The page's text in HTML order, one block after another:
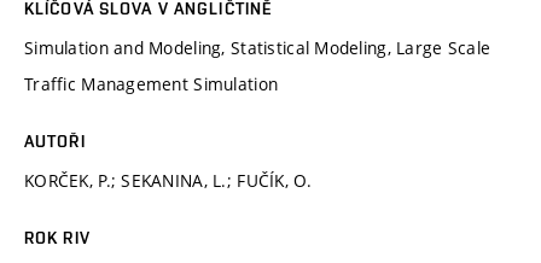
KLÍČOVÁ SLOVA V ANGLIČTINĚ
Simulation and Modeling, Statistical Modeling, Large Scale
Traffic Management Simulation
AUTOŘI
KORČEK, P.; SEKANINA, L.; FUČÍK, O.
ROK RIV